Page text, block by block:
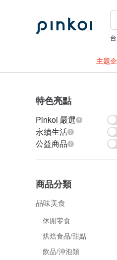
主題
特色亮點
Pinkoi 嚴選
永續生活
公益商品
商品分類
品味美食
休閒零食
烘焙食品/甜點
飲品/沖泡類